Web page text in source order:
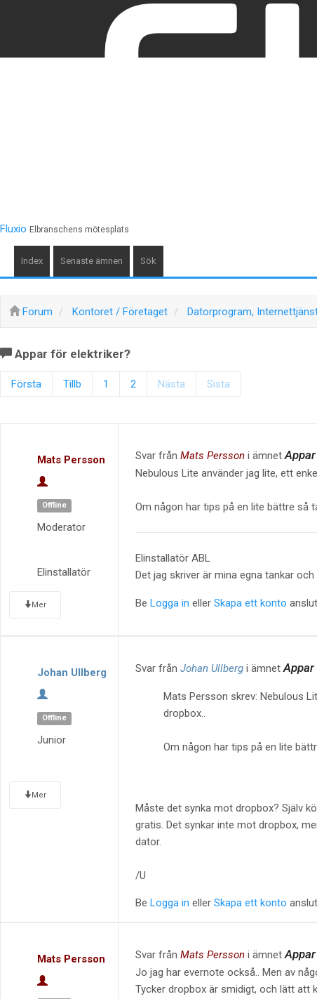
Fluxio Elbranschens mötesplats
Forum
Index Senaste ämnen Sök
Forum Kontoret / Företaget Datorprogram,
Appar för elektriker?
Första Tillb 1 2 Nästa Sista
Mats Persson
Offline
Moderator
Elinstallatör
Mer
Svar från Mats Perssoni ämnet
Nebulous Lite använder jag lite, ett
Om någon har tips på en lite bättre så
Elinstallatör ABL
Det jag skriver är mina egna tankar och
Be Logga in eller Skapa ett konto
Johan Ullberg
Offline
Junior
Mer
Svar från Johan Ullbergi ämnet
Mats Persson skrev: Nebulous
dropbox..
Om någon har tips på en lite
Måste det synka mot dropbox? Själv
gratis. Det synkar inte mot dropbox,
dator.
/U
Be Logga in eller Skapa ett konto
Mats Persson Svar från Mats Perssoni ämnet
Jo jag har evernote också.. Men av
Tycker dropbox är smidigt, och lätt att